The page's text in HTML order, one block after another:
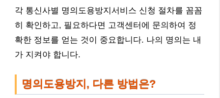
각 통신사별 명의도용방지서비스 신청 절차를 꼼꼼
히 확인하고, 필요하다면 고객센터에 문의하여 정
확한 정보를 얻는 것이 중요합니다. 나의 명의는 내
가 지켜야 합니다.
명의도용방지, 다른 방법은?